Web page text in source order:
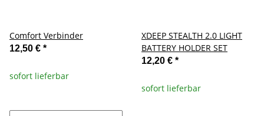
Comfort Verbinder
12,50 € *
sofort lieferbar
XDEEP STEALTH 2.0 LIGHT
BATTERY HOLDER SET
12,20 € *
sofort lieferbar